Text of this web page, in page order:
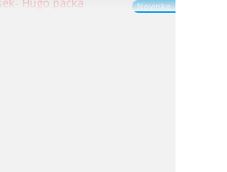
Novinka